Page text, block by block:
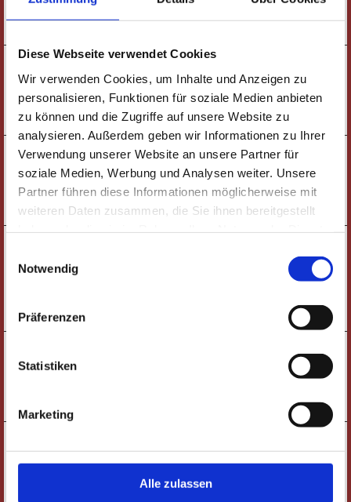
Diese Webseite verwendet Cookies
Wir verwenden Cookies, um Inhalte und Anzeigen zu
personalisieren, Funktionen für soziale Medien anbieten
zu können und die Zugriffe auf unsere Website zu
analysieren. Außerdem geben wir Informationen zu Ihrer
Verwendung unserer Website an unsere Partner für
soziale Medien, Werbung und Analysen weiter. Unsere
Partner führen diese Informationen möglicherweise mit
weiteren Daten zusammen, die Sie ihnen bereitgestellt
Datenschutzhinweise
Notwendig
Präferenzen
Statistiken
Marketing
Alle zulassen
TICKETS
13.09.
16:00 UHR
DIE DREI ??? KIDS
MONTAG
14.09.
09:00 UHR
KINDERTHEATER |
DIE DREI ??? KIDS
MATTHIAS VOGT FEAT. MAURA & SPECIAL
TICKETS
19.09.
LÉLÉ
TICKETS
24.09.
VERURTEILT - DER GERICHTSPODCAST